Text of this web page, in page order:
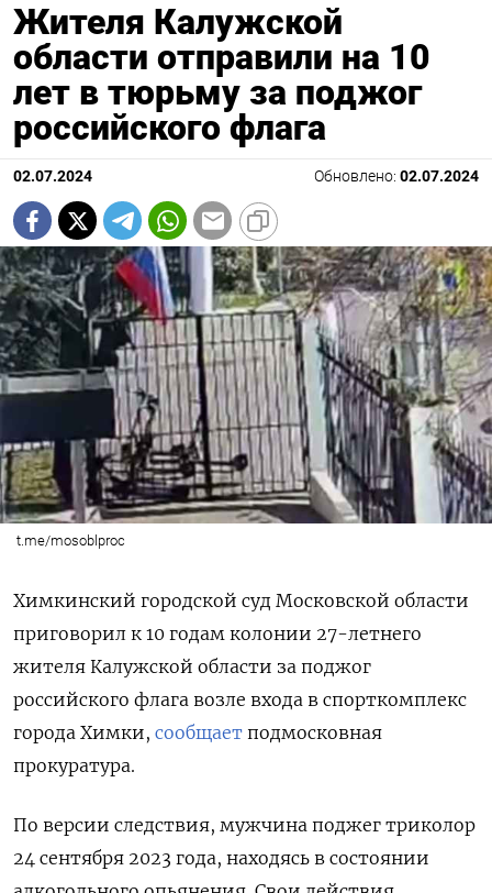
Жителя Калужской
области отправили на 10
лет в тюрьму за поджог
российского флага
02.07.2024 Обновлено: 02.07.2024
t.me/mosoblproc
Химкинский городской суд Московской области
приговорил к 10 годам колонии 27-летнего
жителя Калужской области за поджог
российского флага возле входа в спорткомплекс
города Химки, сообщает подмосковная
прокуратура.
По версии следствия, мужчина поджег триколор
24 сентября 2023 года, находясь в состоянии